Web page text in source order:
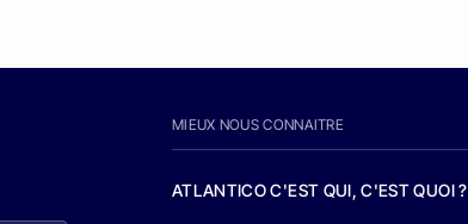
MIEUX NOUS CONNAITRE
ATLANTICO C'EST QUI, C'EST QUOI ?